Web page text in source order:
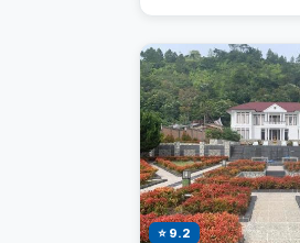
⭐ 9.2